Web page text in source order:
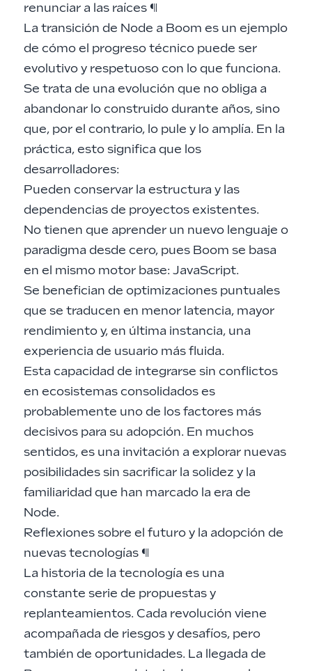
renunciar a las raíces ¶
La transición de Node a Boom es un ejemplo
de cómo el progreso técnico puede ser
evolutivo y respetuoso con lo que funciona.
Se trata de una evolución que no obliga a
abandonar lo construido durante años, sino
que, por el contrario, lo pule y lo amplía. En la
práctica, esto significa que los
desarrolladores:
Pueden conservar la estructura y las
dependencias de proyectos existentes.
No tienen que aprender un nuevo lenguaje o
paradigma desde cero, pues Boom se basa
en el mismo motor base: JavaScript.
Se benefician de optimizaciones puntuales
que se traducen en menor latencia, mayor
rendimiento y, en última instancia, una
experiencia de usuario más fluida.
Esta capacidad de integrarse sin conflictos
en ecosistemas consolidados es
probablemente uno de los factores más
decisivos para su adopción. En muchos
sentidos, es una invitación a explorar nuevas
posibilidades sin sacrificar la solidez y la
familiaridad que han marcado la era de
Node.
Reflexiones sobre el futuro y la adopción de
nuevas tecnologías ¶
La historia de la tecnología es una
constante serie de propuestas y
replanteamientos. Cada revolución viene
acompañada de riesgos y desafíos, pero
también de oportunidades. La llegada de